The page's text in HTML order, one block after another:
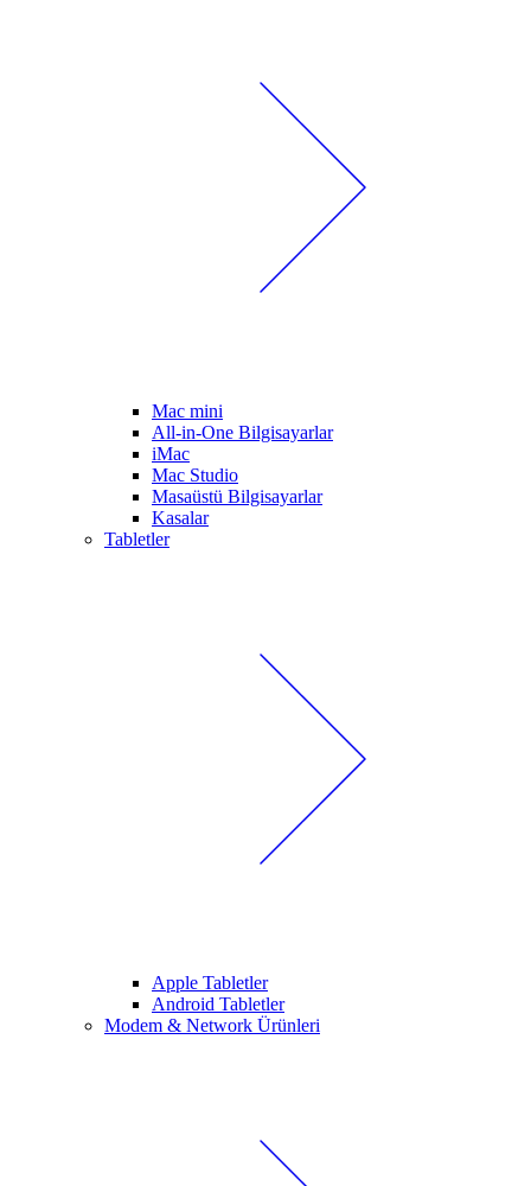
Mac mini
All-in-One Bilgisayarlar
iMac
Mac Studio
Masaüstü Bilgisayarlar
Kasalar
Tabletler
Apple Tabletler
Android Tabletler
Modem & Network Ürünleri